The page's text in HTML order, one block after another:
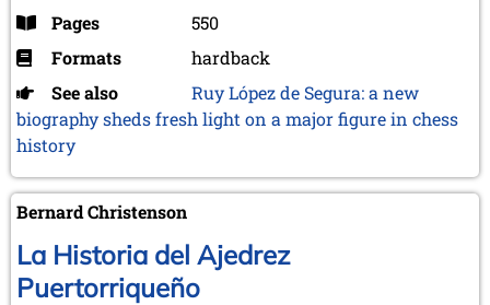
Pages
550
Formats
hardback
See also
Ruy López de Segura: a new
biography sheds fresh light on a major figure in chess
history
Bernard Christenson
La Historia del Ajedrez
Puertorriqueño